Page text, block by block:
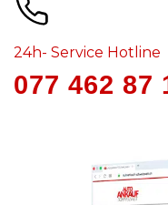
24h- Service Hotline
077 462 87